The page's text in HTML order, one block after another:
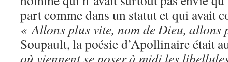
part comme dans un statut et qui avait
« Allons plus vite, nom de Dieu, allons
Soupault, la poésie d’Apollinaire était
où viennent se poser à midi les